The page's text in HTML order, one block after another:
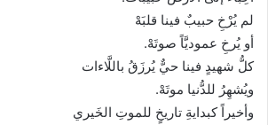
لم يُرْخِ حبيبٌ فينا قلبَهْ
أو يُرخِ عموديَّاً صوتَهْ.
كلُّ شهيدٍ فينا حيٌّ يُرزَقُ باللَّاءات
ويُشهِرُ للدُّنيا موتَهْ.
وأخيراً كبدايةِ تاريخٍ للموتِ الخَيري